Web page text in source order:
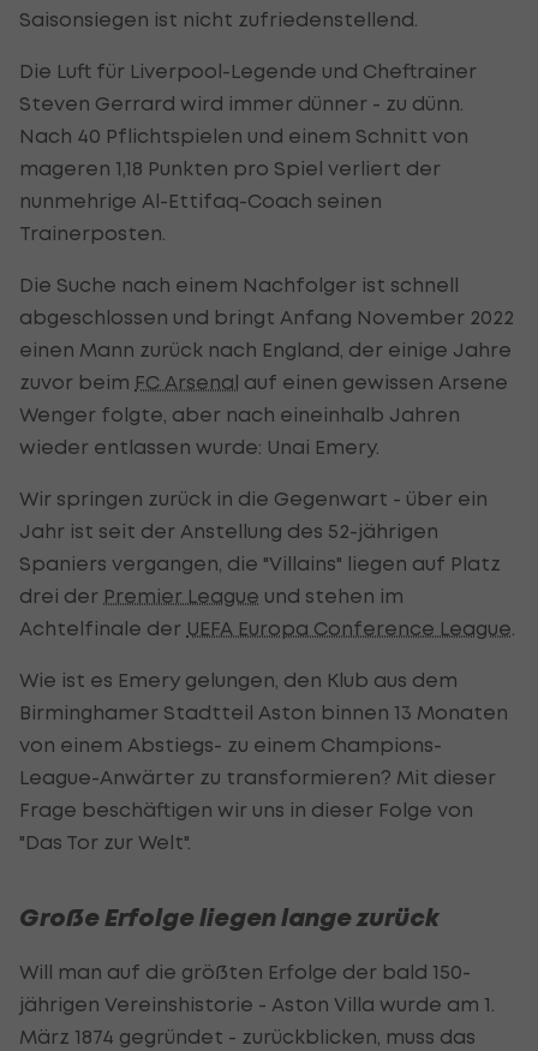
Saisonsiegen ist nicht zufriedenstellend.
Die Luft für Liverpool-Legende und Cheftrainer
Steven Gerrard wird immer dünner - zu dünn.
Nach 40 Pflichtspielen und einem Schnitt von
mageren 1,18 Punkten pro Spiel verliert der
nunmehrige Al-Ettifaq-Coach seinen
Trainerposten.
Die Suche nach einem Nachfolger ist schnell
abgeschlossen und bringt Anfang November 2022
einen Mann zurück nach England, der einige Jahre
zuvor beim FC Arsenal auf einen gewissen Arsene
Wenger folgte, aber nach eineinhalb Jahren
wieder entlassen wurde: Unai Emery.
Wir springen zurück in die Gegenwart - über ein
Jahr ist seit der Anstellung des 52-jährigen
Spaniers vergangen, die "Villains" liegen auf Platz
drei der Premier League und stehen im
Achtelfinale der UEFA Europa Conference League
Wie ist es Emery gelungen, den Klub aus dem
Birminghamer Stadtteil Aston binnen 13 Monaten
von einem Abstiegs- zu einem Champions-
League-Anwärter zu transformieren? Mit dieser
Frage beschäftigen wir uns in dieser Folge von
"Das Tor zur Welt".
Große Erfolge liegen lange zurück
Will man auf die größten Erfolge der bald 150-
jährigen Vereinshistorie - Aston Villa wurde am 1.
März 1874 gegründet - zurückblicken, muss das